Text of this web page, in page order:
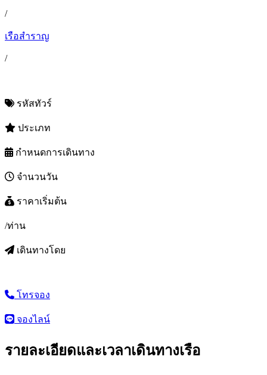
/
เรือสำราญ
/
รหัสทัวร์
ประเภท
กำหนดการเดินทาง
จำนวนวัน
ราคาเริ่มต้น
/ท่าน
เดินทางโดย
โทรจอง
จองไลน์
รายละเอียดและเวลาเดินทางเรือ